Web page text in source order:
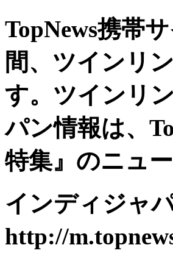
TopNews携帯
間、ツインリ
す。ツインリ
パン情報は、
特集』のニュ
インディジャ
http://